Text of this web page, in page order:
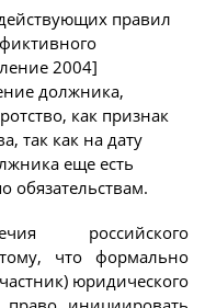
правил
2004]
должника,
как признак
так как на дату
еще есть
обязательствам.
российского
что формально
юридического